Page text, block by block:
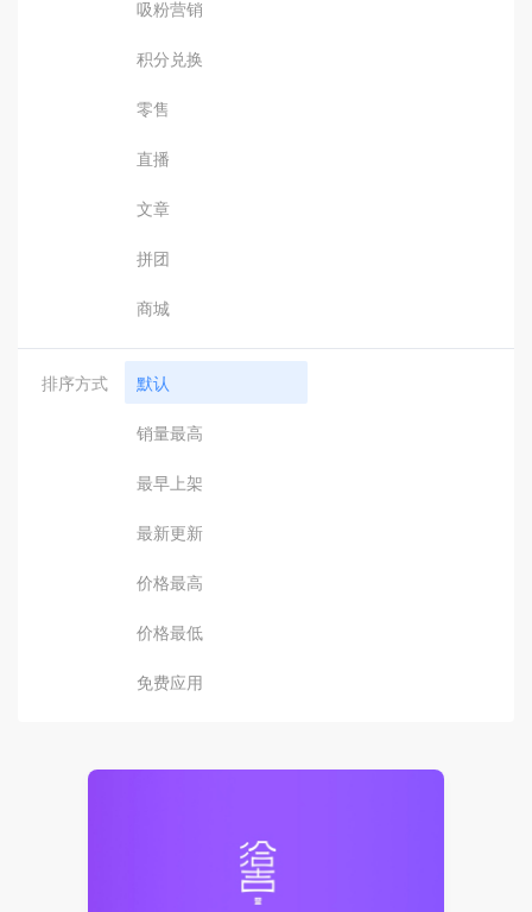
吸粉营销
积分兑换
零售
直播
文章
拼团
商城
排序方式 默认
销量最高
最早上架
最新更新
价格最高
价格最低
免费应用